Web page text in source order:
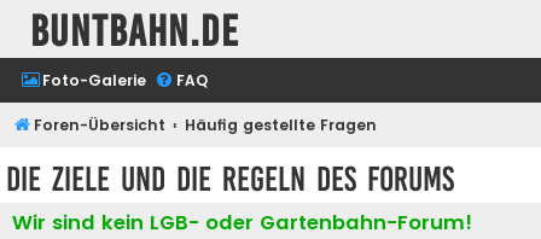
buntbahn.de
Foto-Galerie FAQ
Foren-Übersicht Häufig gestellte Fragen
Die Ziele und die Regeln des Forums
Wir sind kein LGB- oder Gartenbahn-Forum!